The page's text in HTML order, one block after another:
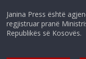
Janina Press është
regjistruar pranë
Republikës së Kosovës.